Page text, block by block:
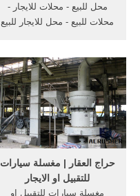
محل للبيع - محلات للايجار -
محلات للبيع - محل للايجار للبيع
مجانا
حراج العقار | مغسلة سيارات
للتقبيل او الايجار
مغسلة سيارات للتقبيل او